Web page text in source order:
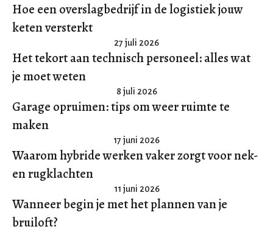
Hoe een overslagbedrijf in de logistiek jouw
keten versterkt
27 juli 2026
Het tekort aan technisch personeel: alles wat
je moet weten
8 juli 2026
Garage opruimen: tips om weer ruimte te
maken
17 juni 2026
Waarom hybride werken vaker zorgt voor nek-
en rugklachten
11 juni 2026
Wanneer begin je met het plannen van je
bruiloft?